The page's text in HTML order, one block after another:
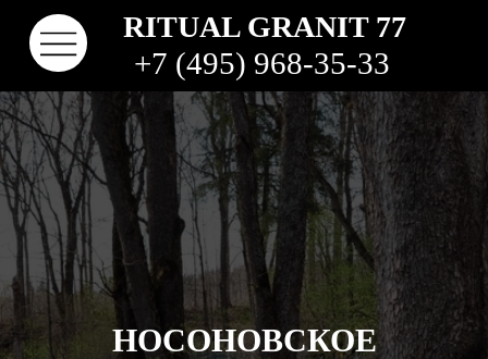
RITUAL GRANIT 77
+7 (495) 968-35-33
НОСОНОВСКОЕ